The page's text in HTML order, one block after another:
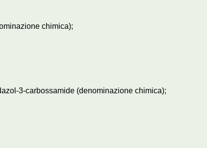
chimica);
3-carbossamide (denominazione chimica);